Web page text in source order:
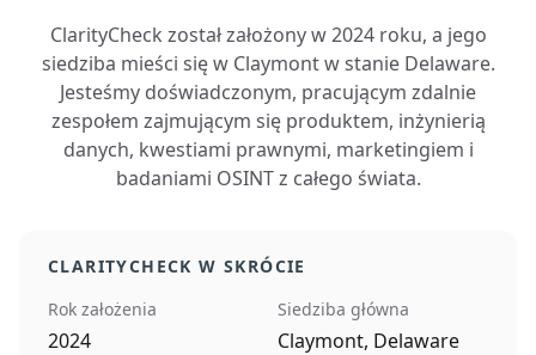
ClarityCheck został założony w 2024 roku, a jego
siedziba mieści się w Claymont w stanie Delaware.
Jesteśmy doświadczonym, pracującym zdalnie
zespołem zajmującym się produktem, inżynierią
danych, kwestiami prawnymi, marketingiem i
badaniami OSINT z całego świata.
CLARITYCHECK W SKRÓCIE
Rok założenia
2024
Siedziba główna
Claymont, Delaware